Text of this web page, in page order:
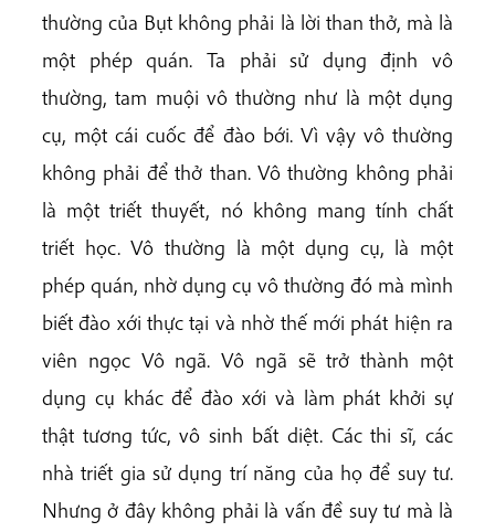
thường của Bụt không phải là lời than thở, mà là
một phép quán. Ta phải sử dụng định vô
thường, tam muội vô thường như là một dụng
cụ, một cái cuốc để đào bới. Vì vậy vô thường
không phải để thở than. Vô thường không phải
là một triết thuyết, nó không mang tính chất
triết học. Vô thường là một dụng cụ, là một
phép quán, nhờ dụng cụ vô thường đó mà mình
biết đào xới thực tại và nhờ thế mới phát hiện ra
viên ngọc Vô ngã. Vô ngã sẽ trở thành một
dụng cụ khác để đào xới và làm phát khởi sự
thật tương tức, vô sinh bất diệt. Các thi sĩ, các
nhà triết gia sử dụng trí năng của họ để suy tư.
Nhưng ở đây không phải là vấn đề suy tư mà là